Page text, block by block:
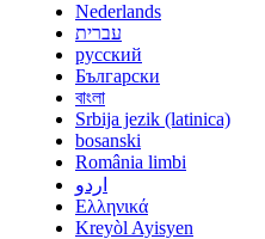
Nederlands
עברית
русский
Български
বাংলা
Srbija jezik (latinica)
bosanski
România limbi
اردو
Ελληνικά
Kreyòl Ayisyen